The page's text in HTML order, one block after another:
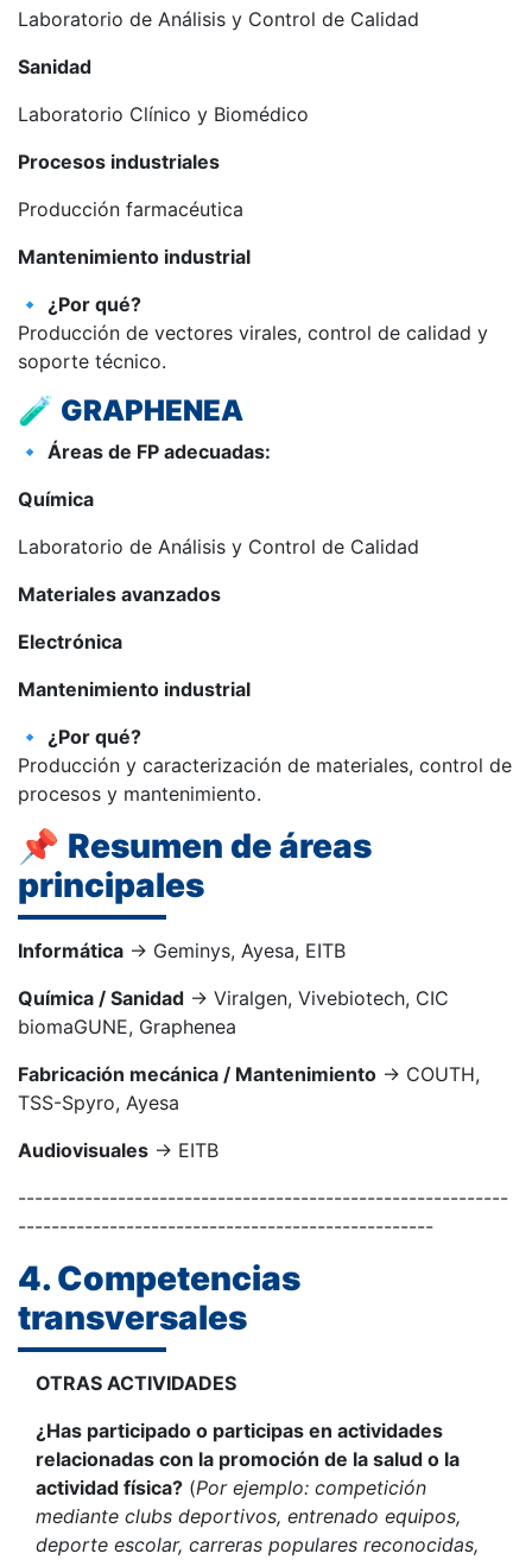
Laboratorio de Análisis y Control de Calidad
Sanidad
Laboratorio Clínico y Biomédico
Procesos industriales
Producción farmacéutica
Mantenimiento industrial
🔹 ¿Por qué?
Producción de vectores virales, control de calidad y
soporte técnico.
🧪 GRAPHENEA
🔹 Áreas de FP adecuadas:
Química
Laboratorio de Análisis y Control de Calidad
Materiales avanzados
Electrónica
Mantenimiento industrial
🔹 ¿Por qué?
Producción y caracterización de materiales, control de
procesos y mantenimiento.
📌 Resumen de áreas
principales
Informática → Geminys, Ayesa, EITB
Química / Sanidad → Viralgen, Vivebiotech, CIC
biomaGUNE, Graphenea
Fabricación mecánica / Mantenimiento → COUTH,
TSS-Spyro, Ayesa
Audiovisuales → EITB
-----------------------------------------------------------
--------------------------------------------------
4. Competencias
transversales
OTRAS ACTIVIDADES
¿Has participado o participas en actividades
relacionadas con la promoción de la salud o la
actividad física? (Por ejemplo: competición
mediante clubs deportivos, entrenado equipos,
deporte escolar, carreras populares reconocidas,